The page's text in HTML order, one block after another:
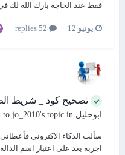
فقط عند الحاجة بارك الله لك
يونيو 12
تصحيح كود _ شريط
ابوخليل jo_2010's topic in
سألت الذكاء الاكتروني